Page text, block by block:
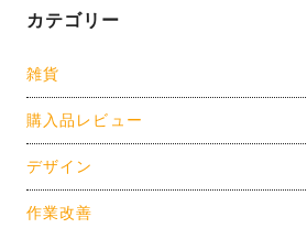
カテゴリー
雑貨
購入品レビュー
デザイン
作業改善